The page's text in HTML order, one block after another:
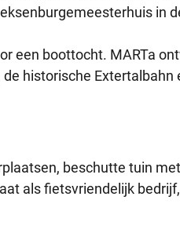
in
een boottocht. MARTa
historische
beschutte tuin
als fietsvriendelijk